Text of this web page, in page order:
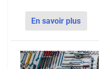
En savoir plus